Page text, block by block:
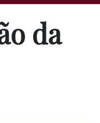
da